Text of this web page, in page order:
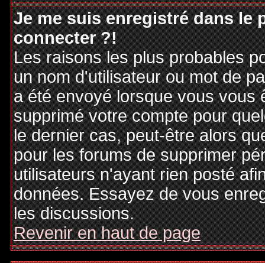
Je me suis enregistré dans le
connecter ?!
Les raisons les plus probables
un nom d'utilisateur ou mot de
a été envoyé lorsque vous vous
supprimé votre compte pour
le dernier cas, peut-être alors
pour les forums de supprimer
utilisateurs n'ayant rien posté
données. Essayez de vous
les discussions.
Revenir en haut de page